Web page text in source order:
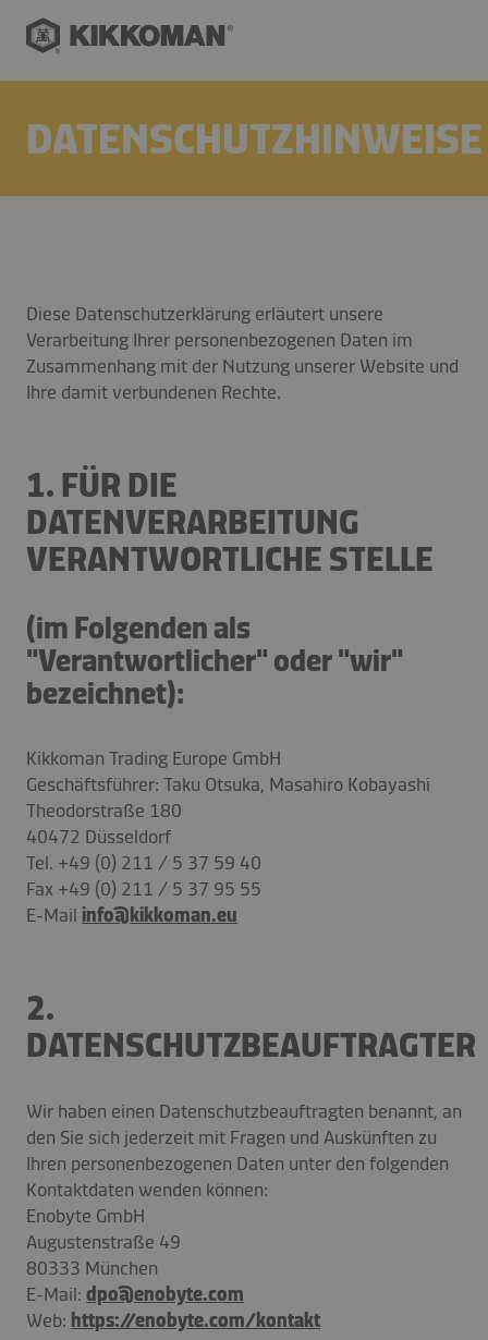
DATENSCHUTZHINWEISE
Diese Datenschutzerklärung erläutert unsere
Verarbeitung Ihrer personenbezogenen Daten im
Zusammenhang mit der Nutzung unserer Website und
Ihre damit verbundenen Rechte.
1. FÜR DIE
DATENVERARBEITUNG
VERANTWORTLICHE STELLE
(im Folgenden als
"Verantwortlicher" oder "wir"
bezeichnet):
Kikkoman Trading Europe GmbH
Geschäftsführer: Taku Otsuka, Masahiro Kobayashi
Theodorstraße 180
40472 Düsseldorf
Tel. +49 (0) 211 / 5 37 59 40
Fax +49 (0) 211 / 5 37 95 55
E-Mail info@kikkoman.eu
2.
DATENSCHUTZBEAUFTRAGTER
Wir haben einen Datenschutzbeauftragten benannt, an
den Sie sich jederzeit mit Fragen und Auskünften zu
Ihren personenbezogenen Daten unter den folgenden
Kontaktdaten wenden können:
Enobyte GmbH
Augustenstraße 49
80333 München
E-Mail: dpo@enobyte.com
Web: https://enobyte.com/kontakt